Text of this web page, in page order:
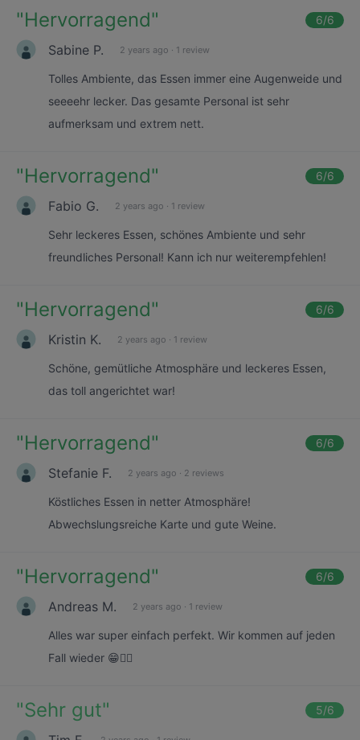
"Hervorragend" 6/6
Sabine P. 2 years ago · 1 review
Tolles Ambiente, das Essen immer eine Augenweide und
seeeehr lecker. Das gesamte Personal ist sehr
aufmerksam und extrem nett.
"Hervorragend" 6/6
Fabio G. 2 years ago · 1 review
Sehr leckeres Essen, schönes Ambiente und sehr
freundliches Personal! Kann ich nur weiterempfehlen!
"Hervorragend" 6/6
Kristin K. 2 years ago · 1 review
Schöne, gemütliche Atmosphäre und leckeres Essen,
das toll angerichtet war!
"Hervorragend" 6/6
Stefanie F. 2 years ago · 2 reviews
Köstliches Essen in netter Atmosphäre!
Abwechslungsreiche Karte und gute Weine.
"Hervorragend" 6/6
Andreas M. 2 years ago · 1 review
Alles war super einfach perfekt. Wir kommen auf jeden
Fall wieder 😁👍🏻
"Sehr gut" 5/6